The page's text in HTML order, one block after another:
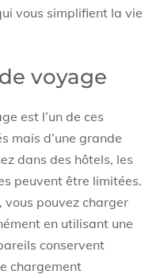
vous simplifient la vie
voyage
est l’un de ces
mais d’une grande
dans des hôtels, les
peuvent être limitées.
vous pouvez charger
en utilisant une
conservent
chargement